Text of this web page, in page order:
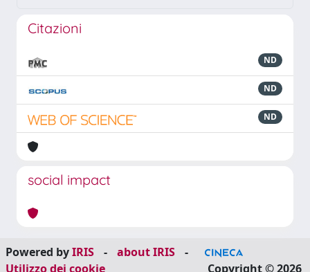
Citazioni
ND
ND
ND
social impact
Powered byIRIS - about IRIS
-
Utilizzo dei cookie
Copyright © 2026